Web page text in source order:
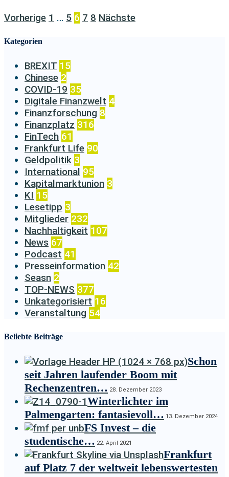
Vorherige 1 … 5 6 7 8 Nächste
Kategorien
BREXIT 15
Chinese 2
COVID-19 35
Digitale Finanzwelt 4
Finanzforschung 8
Finanzplatz 316
FinTech 61
Frankfurt Life 90
Geldpolitik 3
International 95
Kapitalmarktunion 3
KI 15
Lesetipp 3
Mitglieder 232
Nachhaltigkeit 107
News 67
Podcast 41
Presseinformation 42
Seasn 2
TOP-NEWS 377
Unkategorisiert 16
Veranstaltung 54
Beliebte Beiträge
Schon
seit Jahren laufender Boom mit
Rechenzentren… 28. Dezember 2023
Winterlichter im
Palmengarten: fantasievoll… 13. Dezember 2024
FS Invest – die
studentische… 22. April 2021
Frankfurt
auf Platz 7 der weltweit lebenswertesten